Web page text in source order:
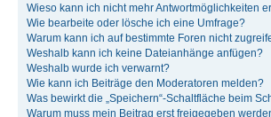
Wieso kann ich nicht mehr Antwortmöglichkeiten
Wie bearbeite oder lösche ich eine Umfrage?
Warum kann ich auf bestimmte Foren nicht
Weshalb kann ich keine Dateianhänge anfügen?
Weshalb wurde ich verwarnt?
Wie kann ich Beiträge den Moderatoren melden?
Was bewirkt die „Speichern“-Schaltfläche beim
Warum muss mein Beitrag erst freigegeben